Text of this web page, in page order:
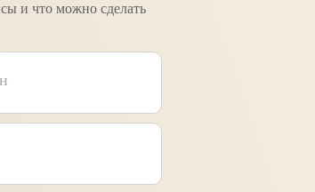
и что можно сделать